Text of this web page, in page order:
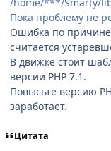
Пока проблему не
Ошибка по причине,
считается
В движке стоит
версии PHP 7.1.
Повысьте версию
заработает.
Цитата